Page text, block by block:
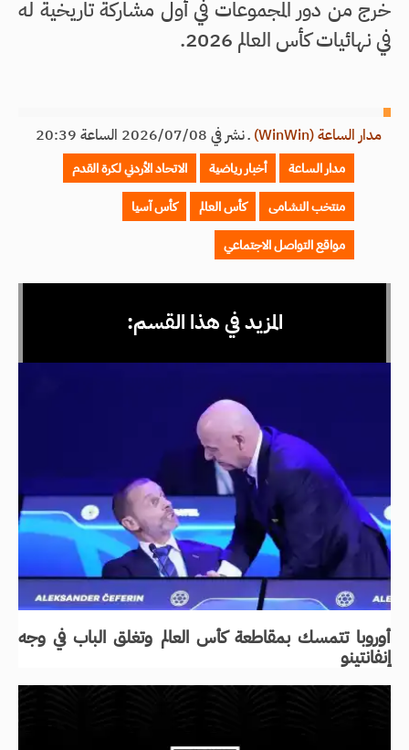
خرج من دور المجموعات في أول مشاركة تاريخية له
في نهائيات كأس العالم 2026.
مدار الساعة (WinWin) ـنشر في 2026/07/08 الساعة 20:39
مدار الساعة أخبار رياضية
الاتحاد الأردني لكرة القدم
منتخب النشامى
كأس العالم
كأس آسيا
مواقع التواصل الاجتماعي
المزيد في هذا القسم:
أوروبا تتمسك بمقاطعة كأس العالم وتغلق الباب في وجه
إنفانتينو